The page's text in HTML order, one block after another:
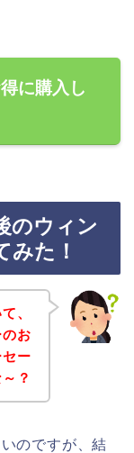
に購入し
のウィン
みた！
、
お
ー
？
のですが、結